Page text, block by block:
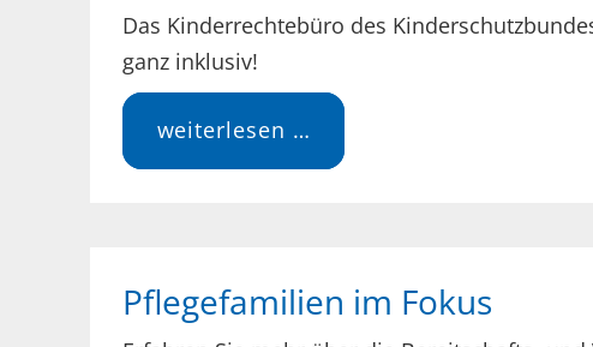
Das Kinderrechtebüro des
ganz inklusiv!
weiterlesen …
Pflegefamilien im Fokus